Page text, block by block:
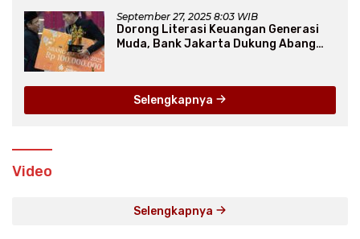
September 27, 2025 8:03 WIB
Dorong Literasi Keuangan Generasi
Muda, Bank Jakarta Dukung Abang
Selengkapnya
Video
Selengkapnya